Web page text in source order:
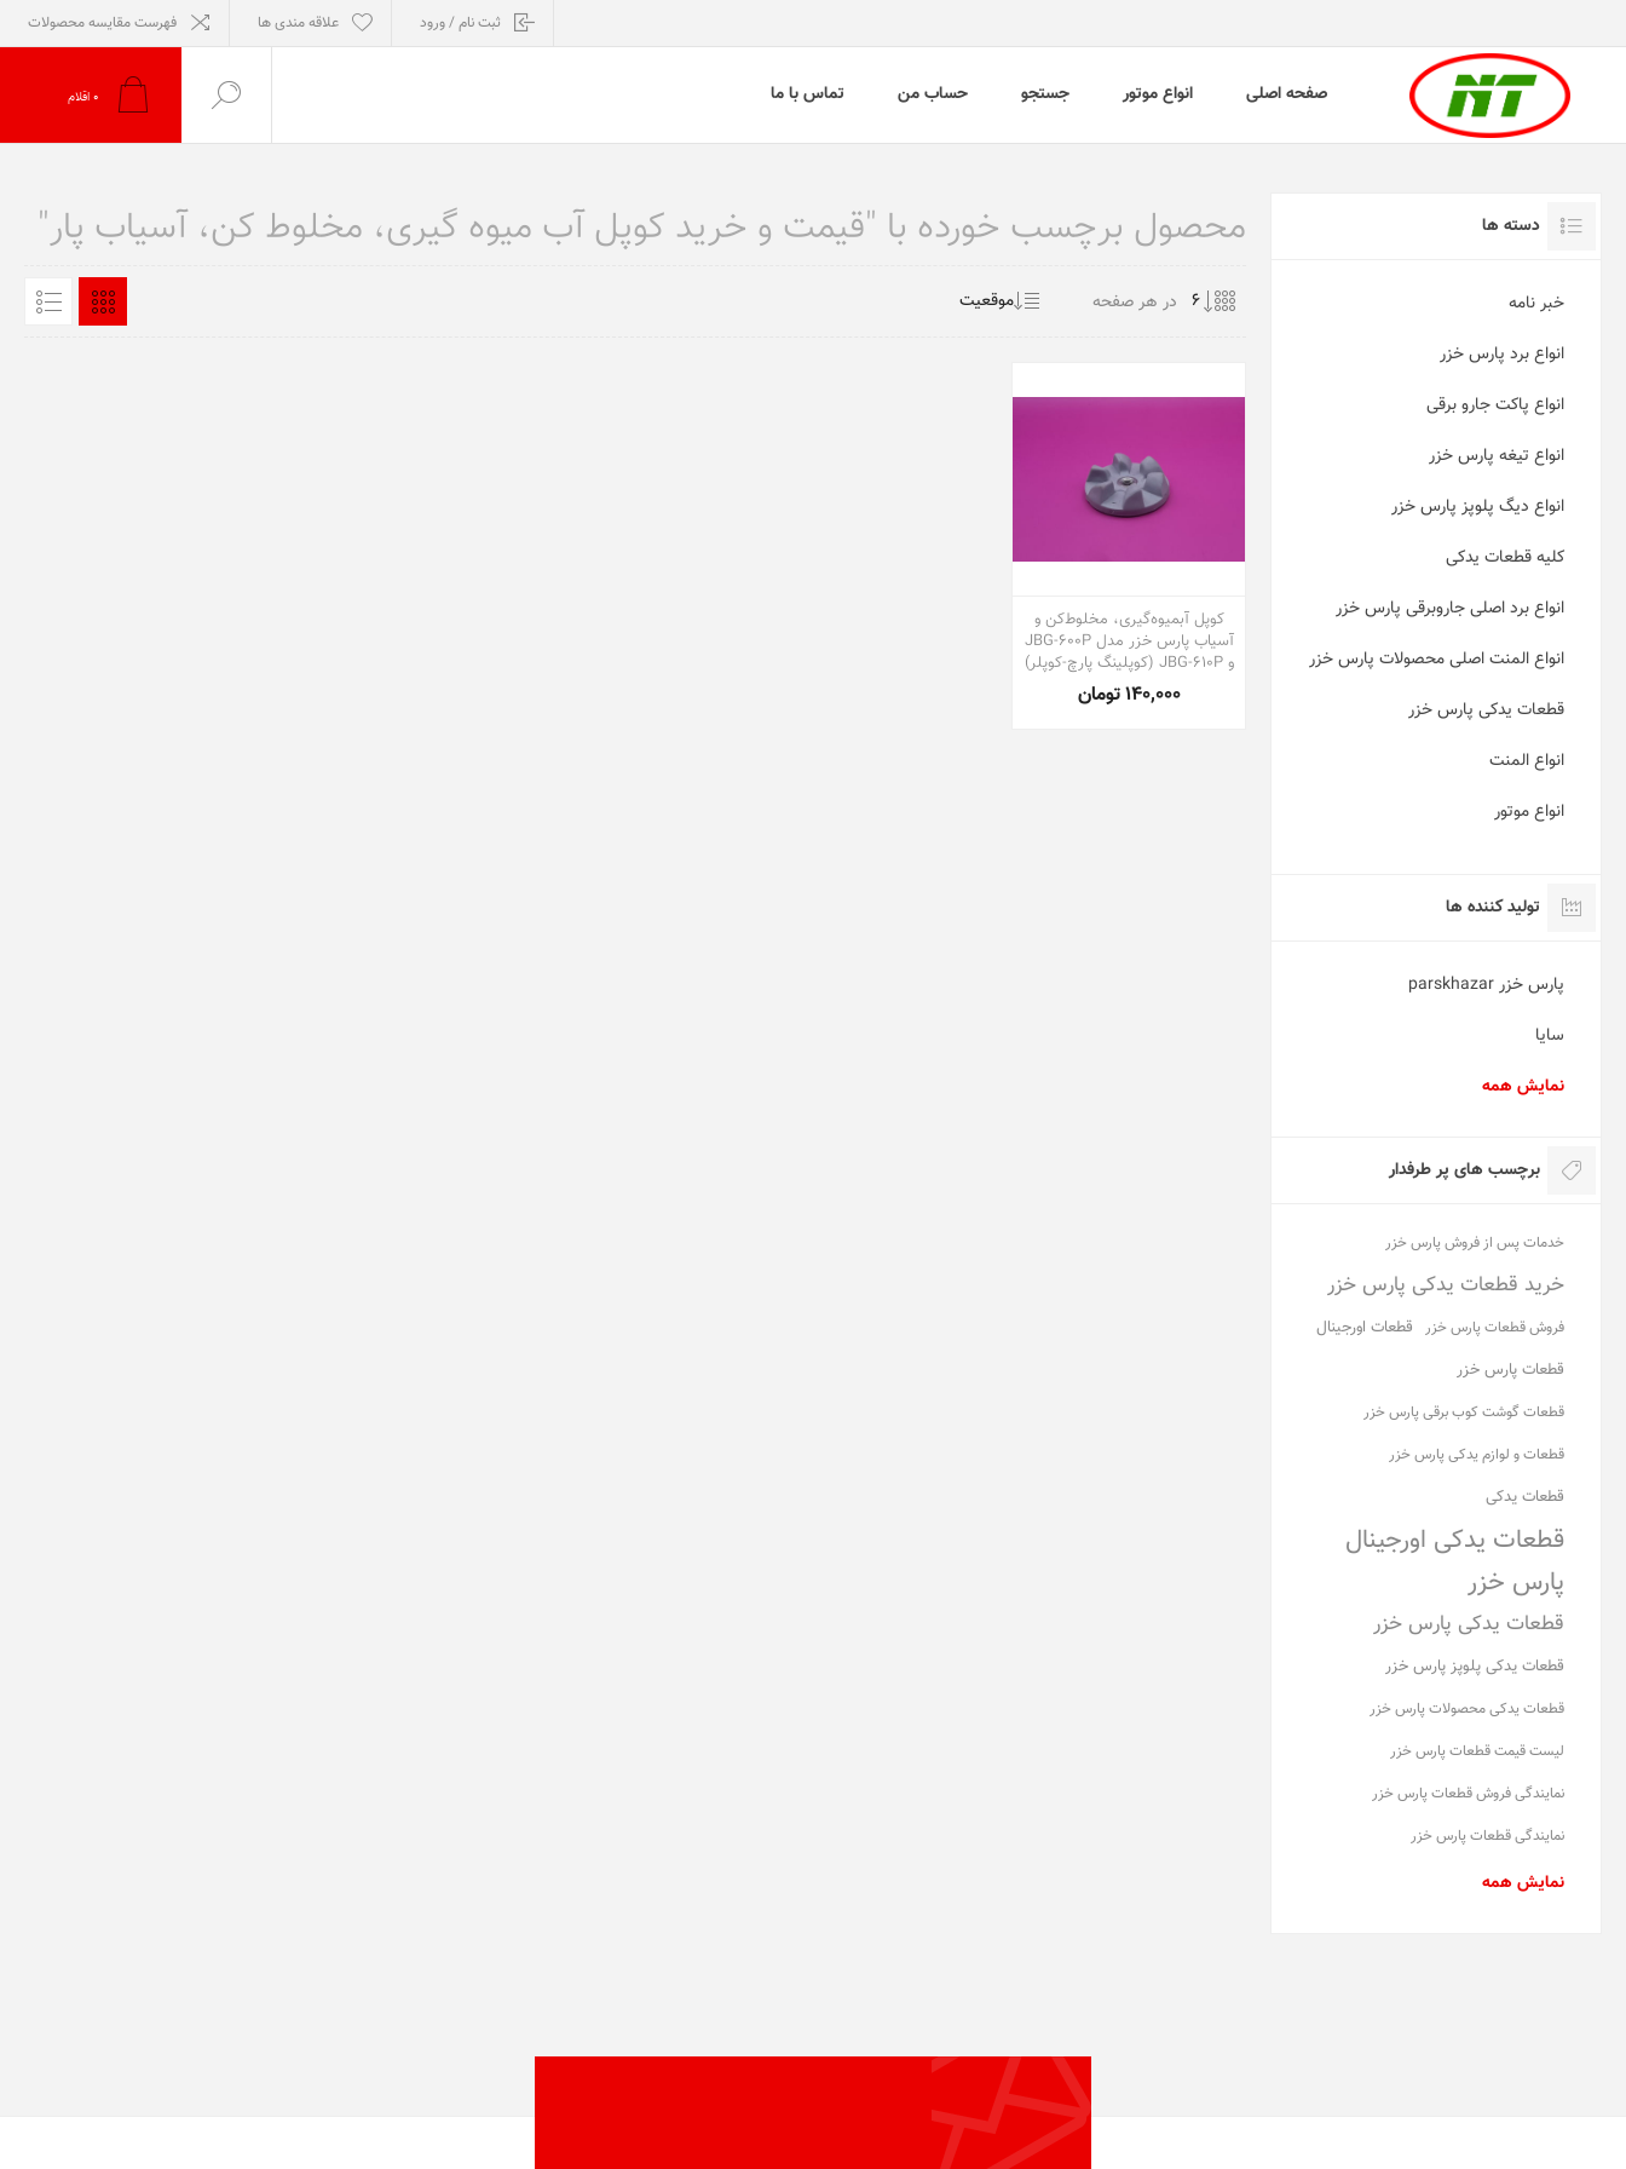
ثبت نام / ورود علاقه مندی ها فهرست مقایسه محصولات
صفحه اصلی انواع موتور جستجو حساب من تماس با ما 0 اقلام
محصول برچسب خورده با "قیمت و خرید کوپل آب میوه گیری، مخلوط کن، آسیاب پار"
در هر صفحه
کوپل آبمیوه‌گیری، مخلوط‌کن و
آسیاب پارس خزر مدل JBG-600P
و JBG-610P (کوپلینگ پارچ-کوپلر)
140,000 تومان
دسته ها
خبر نامه
انواع برد پارس خزر
انواع پاکت جارو برقی
انواع تیغه پارس خزر
انواع دیگ پلوپز پارس خزر
کلیه قطعات یدکی
انواع برد اصلی جاروبرقی پارس خزر
انواع المنت اصلی محصولات پارس خزر
قطعات یدکی پارس خزر
انواع المنت
انواع موتور
تولید کننده ها
پارس خزر parskhazar
سایا
نمایش همه
برچسب های پر طرفدار
خدمات پس از فروش پارس خزر
خرید قطعات یدکی پارس خزر
فروش قطعات پارس خزر
قطعات اورجینال
قطعات پارس خزر
قطعات گوشت کوب برقی پارس خزر
قطعات و لوازم یدکی پارس خزر
قطعات یدکی
قطعات یدکی اورجینال
پارس خزر
قطعات یدکی پارس خزر
قطعات یدکی پلوپز پارس خزر
قطعات یدکی محصولات پارس خزر
لیست قیمت قطعات پارس خزر
نمایندگی فروش قطعات پارس خزر
نمایندگی قطعات پارس خزر
نمایش همه